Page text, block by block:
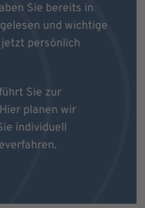
Sie bereits in
und wichtige
persönlich
Sie zur
planen wir
individuell